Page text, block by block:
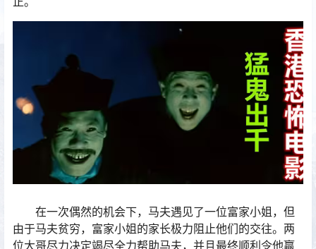
在一次偶然的机会下，马夫遇见了一位富家小姐，但
由于马夫贫穷，富家小姐的家长极力阻止他们的交往。两
位大哥尽力决定竭尽全力帮助马夫，并且最终顺利令他赢